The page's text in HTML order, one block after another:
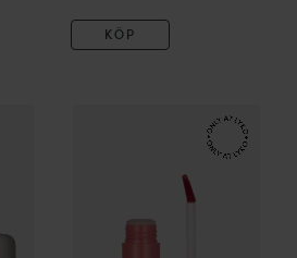
KÖP
Blom Rose Mauve
Glass Kiss Lip Tint